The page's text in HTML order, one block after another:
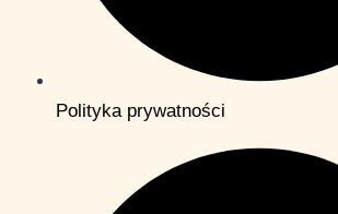
Polityka prywatności